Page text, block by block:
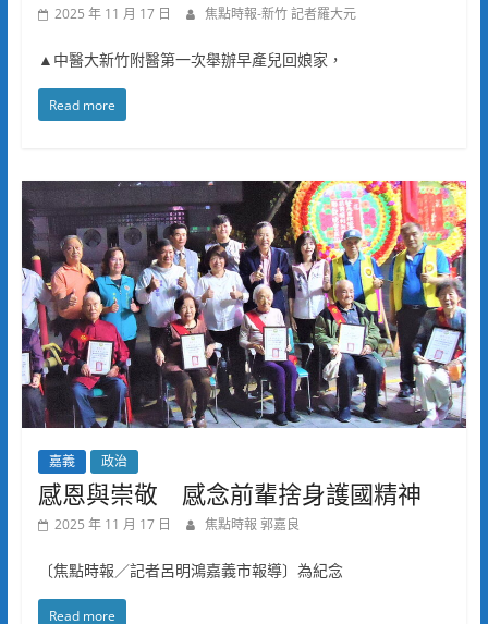
2025 年 11 月 17 日 焦點時報-新竹 記者羅大元
▲中醫大新竹附醫第一次舉辦早產兒回娘家，
Read more
嘉義 政治
感恩與崇敬 感念前輩捨身護國精神
2025 年 11 月 17 日 焦點時報 郭嘉良
〔焦點時報／記者呂明鴻嘉義市報導〕為紀念
Read more